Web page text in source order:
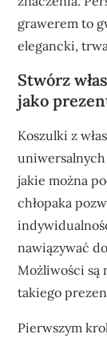
grawerem to
elegancki,
Stwórz
jako
Koszulki z
jakie można
chłopaka
nawiązywać
Możliwości są
takiego
Pierwszym